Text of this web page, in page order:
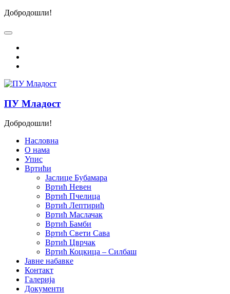
Добродошли!
ПУ Младост
Добродошли!
Насловна
О нама
Упис
Вртићи
Јаслице Бубамара
Вртић Невен
Вртић Пчелица
Вртић Лептирић
Вртић Маслачак
Вртић Бамби
Вртић Свети Сава
Вртић Цврчак
Вртић Коцкица – Силбаш
Јавне набавке
Контакт
Галерија
Документи